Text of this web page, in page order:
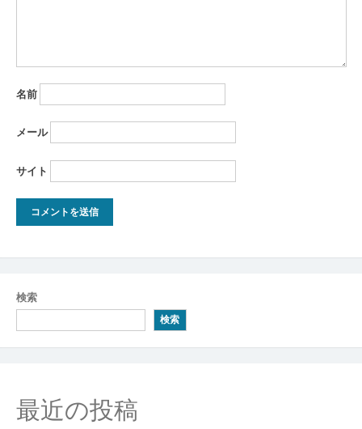
名前
メール
サイト
検索
検索
最近の投稿